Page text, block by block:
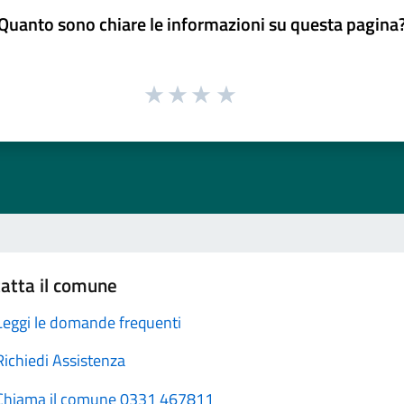
sono chiare le informazioni su questa
il comune
le domande frequenti
Assistenza
il comune 0331 467811